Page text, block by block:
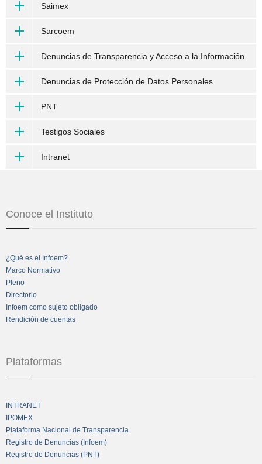
Saimex
Sarcoem
Denuncias de Transparencia y Acceso a la Información
Denuncias de Protección de Datos Personales
PNT
Testigos Sociales
Intranet
Conoce el Instituto
¿Qué es el Infoem?
Marco Normativo
Pleno
Directorio
Infoem como sujeto obligado
Rendición de cuentas
Plataformas
INTRANET
IPOMEX
Plataforma Nacional de Transparencia
Registro de Denuncias (Infoem)
Registro de Denuncias (PNT)